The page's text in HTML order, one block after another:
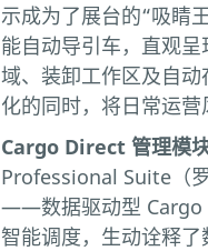
示成为了展台的“吸睛
能自动导引车，直观
域、装卸工作区及自
化的同时，将日常运营
Cargo Direct 管理模
Professional Suite（
——数据驱动型 Cargo
智能调度，生动诠释